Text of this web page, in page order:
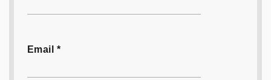
Email *